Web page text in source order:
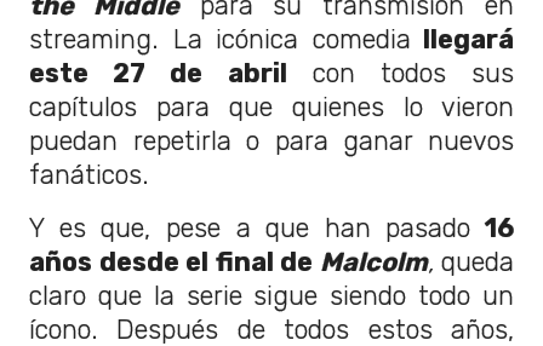
streaming. La icónica comedia llegará
este 27 de abril con todos sus
capítulos para que quienes lo vieron
puedan repetirla o para ganar nuevos
fanáticos.
Y es que, pese a que han pasado 16
años desde el final de Malcolm, queda
claro que la serie sigue siendo todo un
ícono. Después de todos estos años,